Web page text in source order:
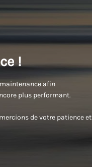
!
afin
plus performant.
de votre patience et